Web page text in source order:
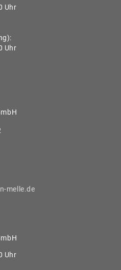
Uhr
Uhr
melle.de
Uhr